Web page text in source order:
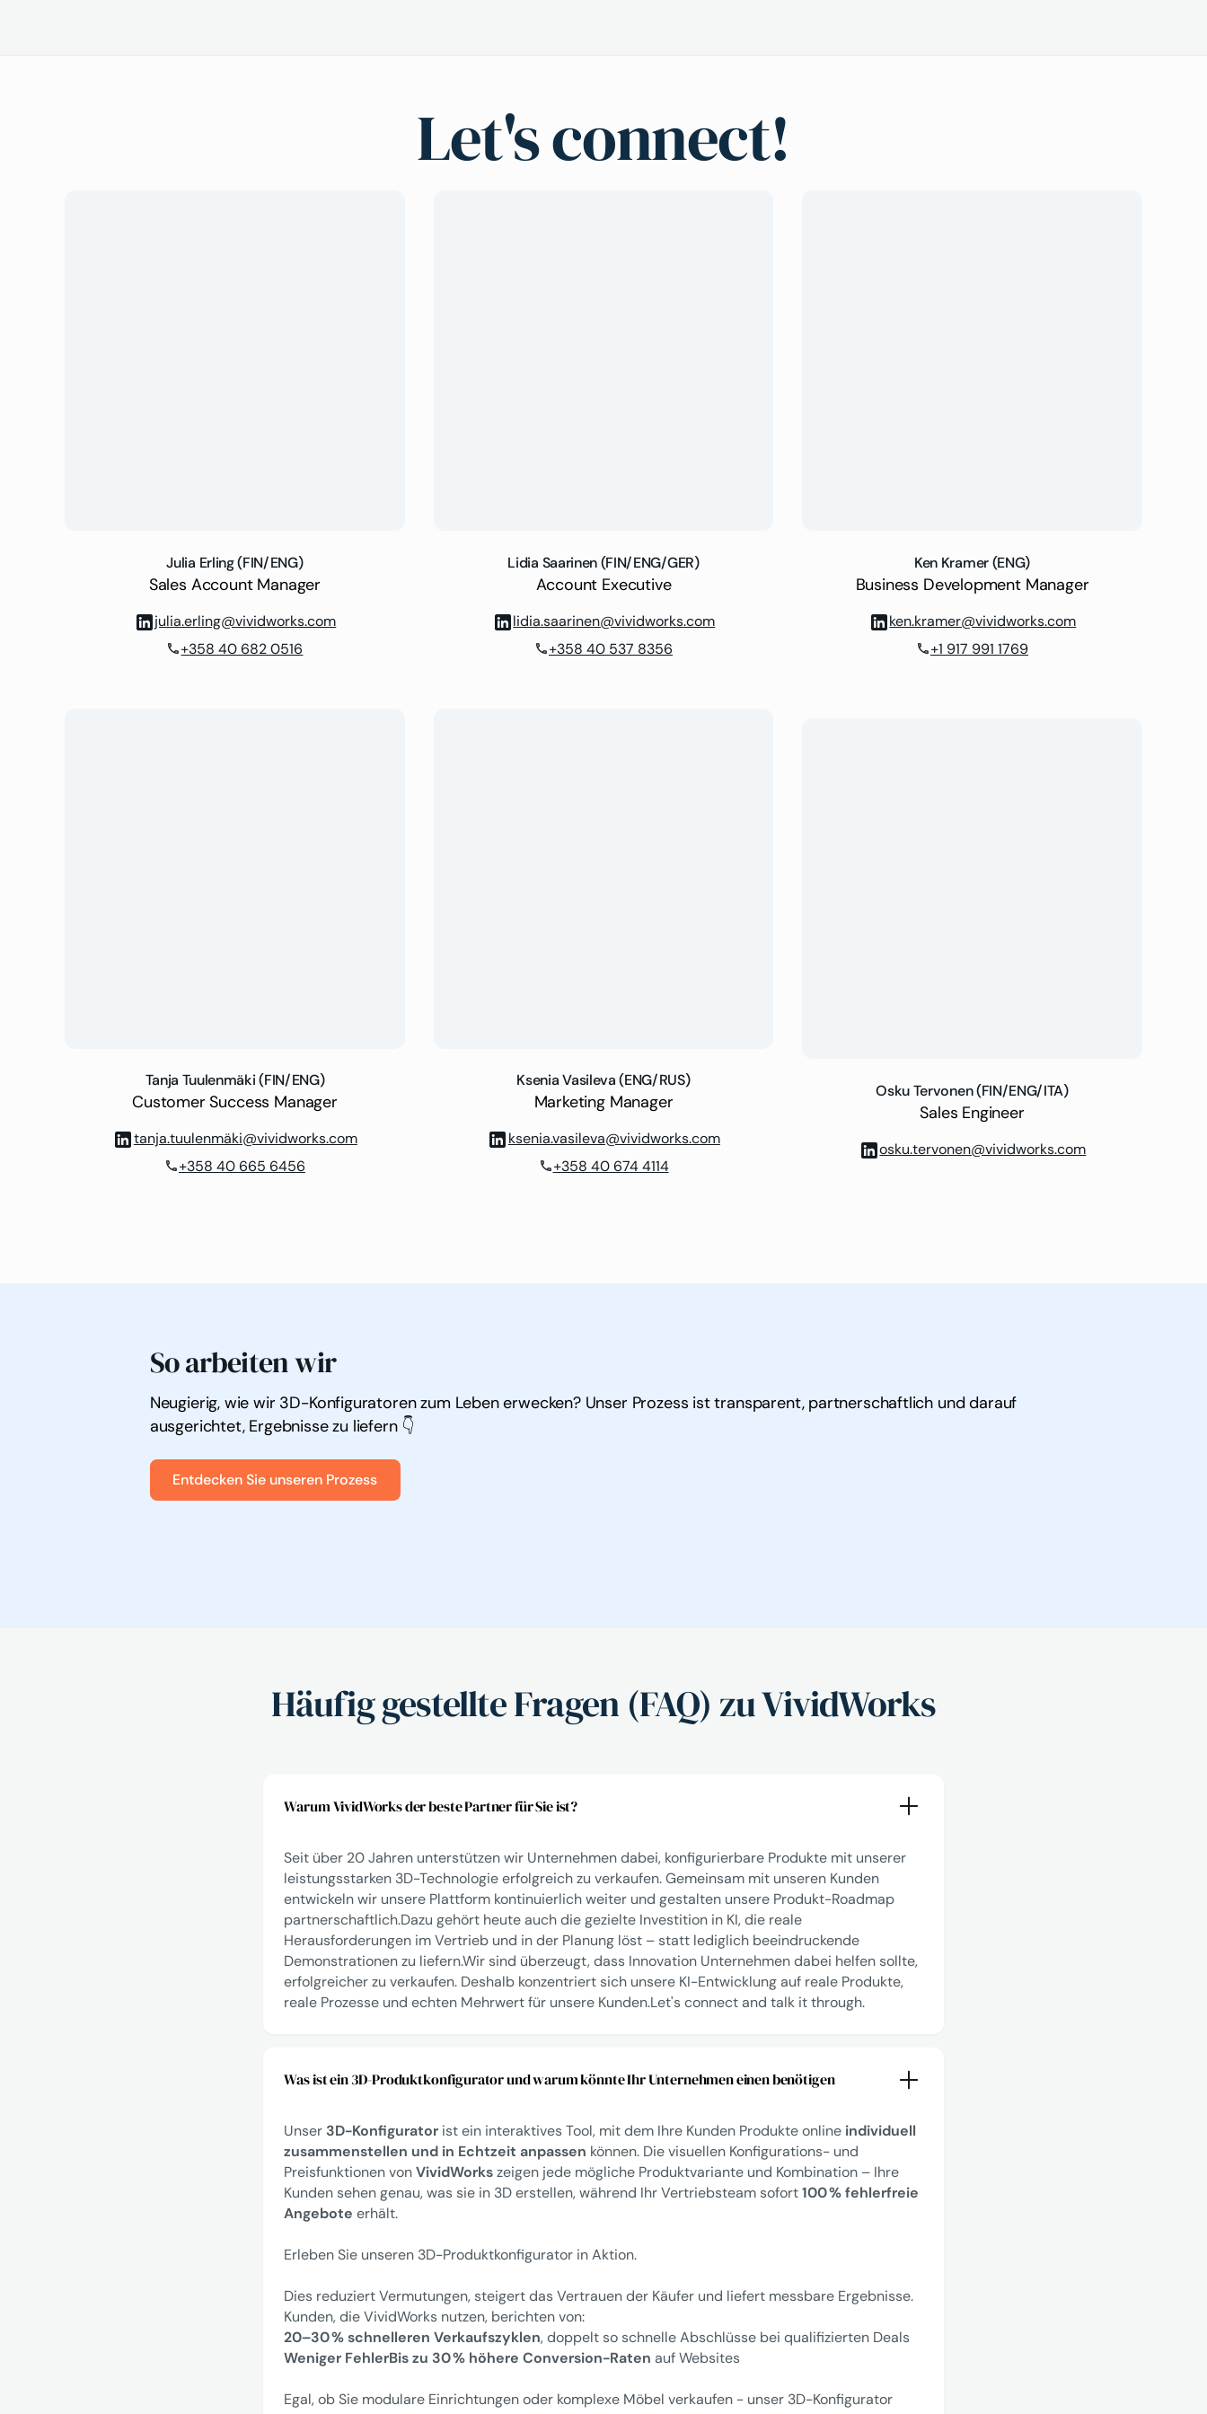
Let's connect!
Julia Erling (FIN/ENG)
Sales Account Manager
julia.erling@vividworks.com
phone+358 40 682 0516
Lidia Saarinen (FIN/ENG/GER)
Account Executive
lidia.saarinen@vividworks.com
phone+358 40 537 8356
Ken Kramer (ENG)
Business Development Manager
ken.kramer@vividworks.com
phone+1 917 991 1769
Tanja Tuulenmäki (FIN/ENG)
Customer Success Manager
tanja.tuulenmäki@vividworks.com
phone+358 40 665 6456
Ksenia Vasileva (ENG/RUS)
Marketing Manager
ksenia.vasileva@vividworks.com
phone+358 40 674 4114
Osku Tervonen (FIN/ENG/ITA)
Sales Engineer
osku.tervonen@vividworks.com
So arbeiten wir
Neugierig, wie wir 3D-Konfiguratoren zum Leben erwecken? Unser Prozess ist transparent, partnerschaftlich und darauf
ausgerichtet, Ergebnisse zu liefern 👇
Entdecken Sie unseren Prozess
Häufig gestellte Fragen (FAQ) zu VividWorks
Warum VividWorks der beste Partner für Sie ist?
Seit über 20 Jahren unterstützen wir Unternehmen dabei, konfigurierbare Produkte mit unserer
leistungsstarken 3D-Technologie erfolgreich zu verkaufen. Gemeinsam mit unseren Kunden
entwickeln wir unsere Plattform kontinuierlich weiter und gestalten unsere Produkt-Roadmap
partnerschaftlich.Dazu gehört heute auch die gezielte Investition in KI, die reale
Herausforderungen im Vertrieb und in der Planung löst – statt lediglich beeindruckende
Demonstrationen zu liefern.Wir sind überzeugt, dass Innovation Unternehmen dabei helfen sollte,
erfolgreicher zu verkaufen. Deshalb konzentriert sich unsere KI-Entwicklung auf reale Produkte,
reale Prozesse und echten Mehrwert für unsere Kunden.Let's connectand talk it through.
Was ist ein 3D-Produktkonfigurator und warum könnte Ihr Unternehmen einen benötigen
Unser 3D-Konfigurator ist ein interaktives Tool, mit dem Ihre Kunden Produkte online individuell
zusammenstellen und in Echtzeit anpassen können. Die visuellen Konfigurations- und
Preisfunktionen vonVividWorkszeigen jede mögliche Produktvariante und Kombination – Ihre
Kunden sehen genau, was sie in 3D erstellen, während Ihr Vertriebsteam sofort100 % fehlerfreie
Angebote erhält.
Erleben Sie unseren 3D-Produktkonfigurator in Aktion.
Dies reduziert Vermutungen, steigert das Vertrauen der Käufer und liefert messbare Ergebnisse.
Kunden, die VividWorks nutzen, berichten von:
20–30 % schnelleren Verkaufszyklen, doppelt so schnelle Abschlüsse bei qualifizierten Deals
Weniger FehlerBis zu 30 % höhere Conversion-Raten auf Websites
Egal, ob Sie modulare Einrichtungen oder komplexe Möbel verkaufen - unser 3D-Konfigurator